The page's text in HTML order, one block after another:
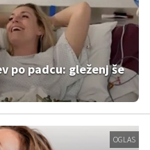
po padcu: gleženj še
OGLAS